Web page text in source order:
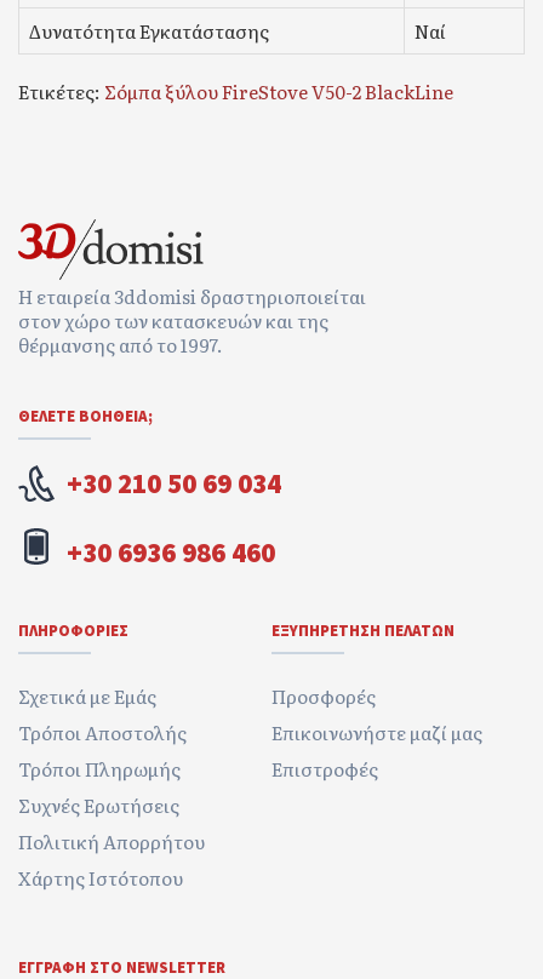
Δυνατότητα Εγκατάστασης
Ναί
Ετικέτες: Σόμπα ξύλου FireStove V50-2 BlackLine
Η εταιρεία 3ddomisi δραστηριοποιείται
στον χώρο των κατασκευών και της
θέρμανσης από το 1997.
ΘΕΛΕΤΕ ΒΟΉΘΕΙΑ;
+30 210 50 69 034
+30 6936 986 460
ΠΛΗΡΟΦΟΡΊΕΣ
Σχετικά με Εμάς
Τρόποι Αποστολής
Τρόποι Πληρωμής
Συχνές Ερωτήσεις
Πολιτική Απορρήτου
Χάρτης Ιστότοπου
ΕΞΥΠΗΡΈΤΗΣΗ ΠΕΛΑΤΏΝ
Προσφορές
Επικοινωνήστε μαζί μας
Επιστροφές
ΕΓΓΡΑΦΉ ΣΤΟ NEWSLETTER